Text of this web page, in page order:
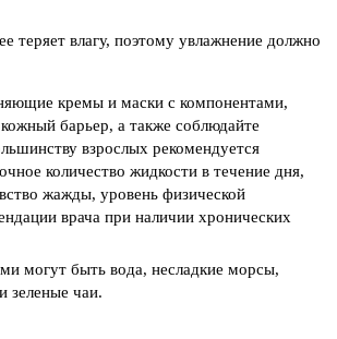
теряет влагу, поэтому увлажнение должно
кремы и маски с компонентами,
барьер, а также соблюдайте
взрослых рекомендуется
количество жидкости в течение дня,
жажды, уровень физической
врача при наличии хронических
могут быть вода, несладкие морсы,
зеленые чаи.